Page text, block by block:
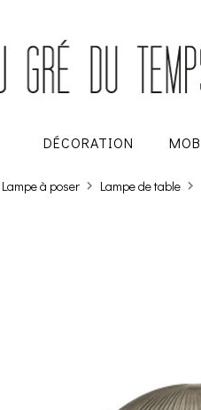
DÉCORATION
Lampe à poser Lampe de table